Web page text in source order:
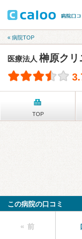
« 病院TOP
医療法人 榊原クリ
TOP
この病院の口コミ
« 前